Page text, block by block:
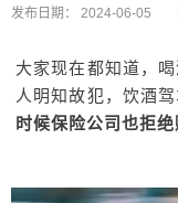
发布日期： 2024-06-05
大家现在都知道，
人明知故犯，饮酒
时候保险公司也拒